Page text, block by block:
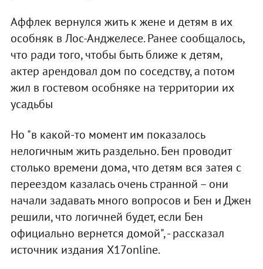
Аффлек вернулся жить к жене и детям в их
особняк в Лос-Анджелесе. Ранее сообщалось,
что ради того, чтобы быть ближе к детям,
актер арендовал дом по соседству, а потом
жил в гостевом особняке на территории их
усадьбы
Но "в какой-то момент им показалось
нелогичным жить раздельно. Бен проводит
столько времени дома, что детям вся затея с
переездом казалась очень странной – они
начали задавать много вопросов и Бен и Джен
решили, что логичней будет, если Бен
официально вернется домой", - рассказал
источник издания X17online.